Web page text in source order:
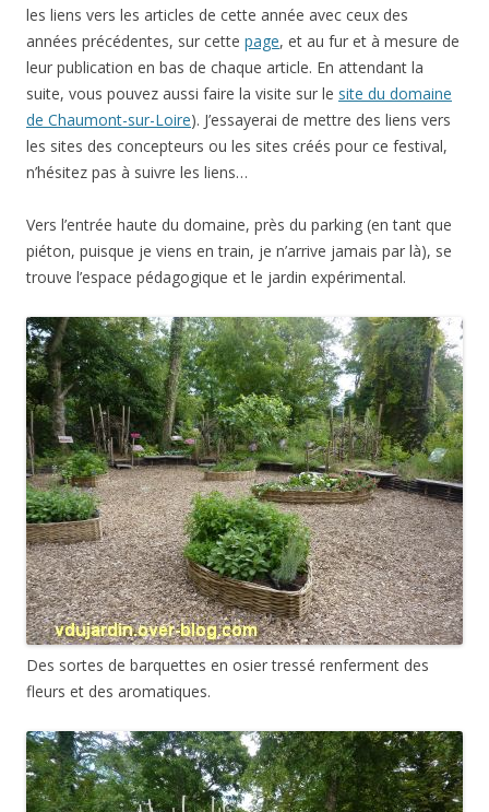
les liens vers les articles de cette année avec ceux des
années précédentes, sur cette page, et au fur et à mesure de
leur publication en bas de chaque article. En attendant la
suite, vous pouvez aussi faire la visite sur le site du domaine
de Chaumont-sur-Loire). J’essayerai de mettre des liens vers
les sites des concepteurs ou les sites créés pour ce festival,
n’hésitez pas à suivre les liens…
Vers l’entrée haute du domaine, près du parking (en tant que
piéton, puisque je viens en train, je n’arrive jamais par là), se
trouve l’espace pédagogique et le jardin expérimental.
Des sortes de barquettes en osier tressé renferment des
fleurs et des aromatiques.